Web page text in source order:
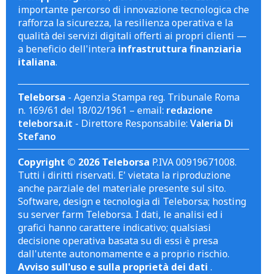
importante percorso di innovazione tecnologica che
rafforza la sicurezza, la resilienza operativa e la
qualità dei servizi digitali offerti ai propri clienti —
a beneficio dell'intera infrastruttura finanziaria
italiana.
Teleborsa - Agenzia Stampa reg. Tribunale Roma
n. 169/61 del 18/02/1961 – email: redazione
teleborsa.it - Direttore Responsabile: Valeria Di
Stefano
Copyright © 2026 Teleborsa P.IVA 00919671008.
Tutti i diritti riservati. E' vietata la riproduzione
anche parziale del materiale presente sul sito.
Software, design e tecnologia di Teleborsa; hosting
su server farm Teleborsa. I dati, le analisi ed i
grafici hanno carattere indicativo; qualsiasi
decisione operativa basata su di essi è presa
dall'utente autonomamente e a proprio rischio.
Avviso sull'uso e sulla proprietà dei dati .